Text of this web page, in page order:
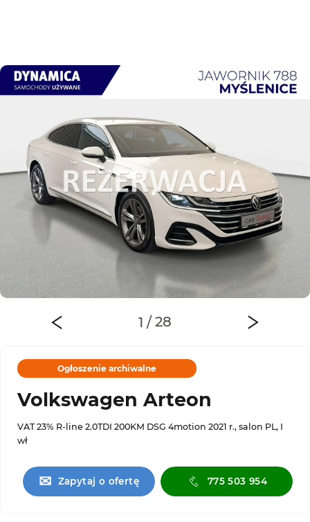
Ogłoszenie archiwalne
Volkswagen Arteon
VAT 23% R-line 2.0TDI 200KM DSG 4motion 2021 r., salon PL, I
wł
✉ Zapytaj o ofertę 775 503 954